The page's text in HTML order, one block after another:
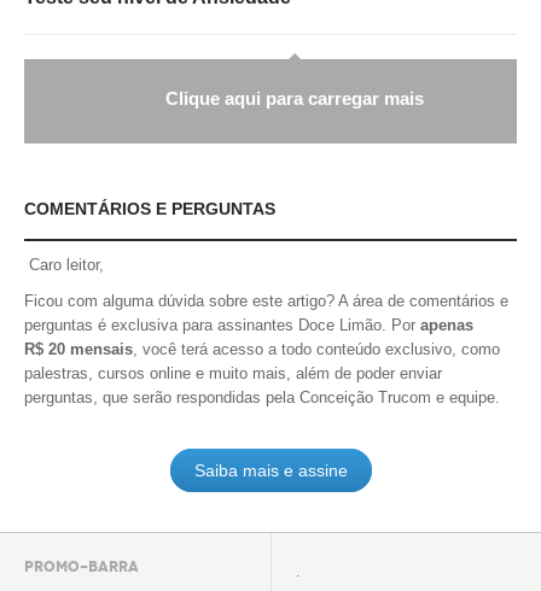
Clique aqui para carregar mais
COMENTÁRIOS E PERGUNTAS
Caro leitor,
Ficou com alguma dúvida sobre este artigo? A área de comentários e
perguntas é exclusiva para assinantes Doce Limão. Por apenas
R$ 20 mensais, você terá acesso a todo conteúdo exclusivo, como
palestras, cursos online e muito mais, além de poder enviar
perguntas, que serão respondidas pela Conceição Trucom e equipe.
Saiba mais e assine
PROMO-BARRA
.